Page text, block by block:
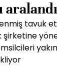
aralandı
tavuk
şirketine